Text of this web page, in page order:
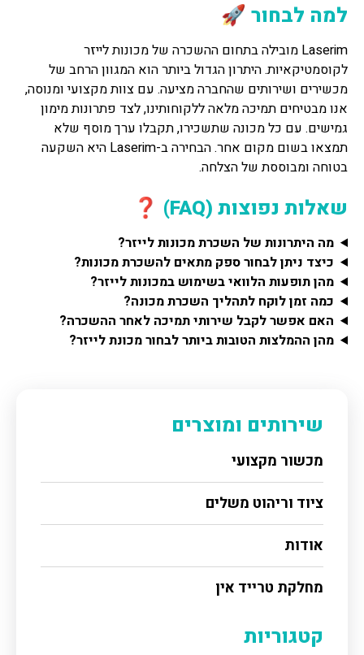
למה לבחור 🚀
Laserim מובילה בתחום ההשכרה של מכונות לייזר
לקוסמטיקאיות. היתרון הגדול ביותר הוא המגוון הרחב של
מכשירים ושירותים שהחברה מציעה. עם צוות מקצועי ומנוסה,
אנו מבטיחים תמיכה מלאה ללקוחותינו, לצד פתרונות מימון
גמישים. עם כל מכונה שתשכירו, תקבלו ערך מוסף שלא
תמצאו בשום מקום אחר. הבחירה ב-Laserim היא השקעה
בטוחה ומבוססת של הצלחה.
שאלות נפוצות (FAQ) ❓
מה היתרונות של השכרת מכונות לייזר?
כיצד ניתן לבחור ספק מתאים להשכרת מכונות?
מהן תופעות הלוואי בשימוש במכונות לייזר?
כמה זמן לוקח לתהליך השכרת מכונה?
האם אפשר לקבל שירותי תמיכה לאחר ההשכרה?
מהן ההמלצות הטובות ביותר לבחור מכונת לייזר?
שירותים ומוצרים
מכשור מקצועי
ציוד וריהוט משלים
אודות
מחלקת טרייד אין
קטגוריות